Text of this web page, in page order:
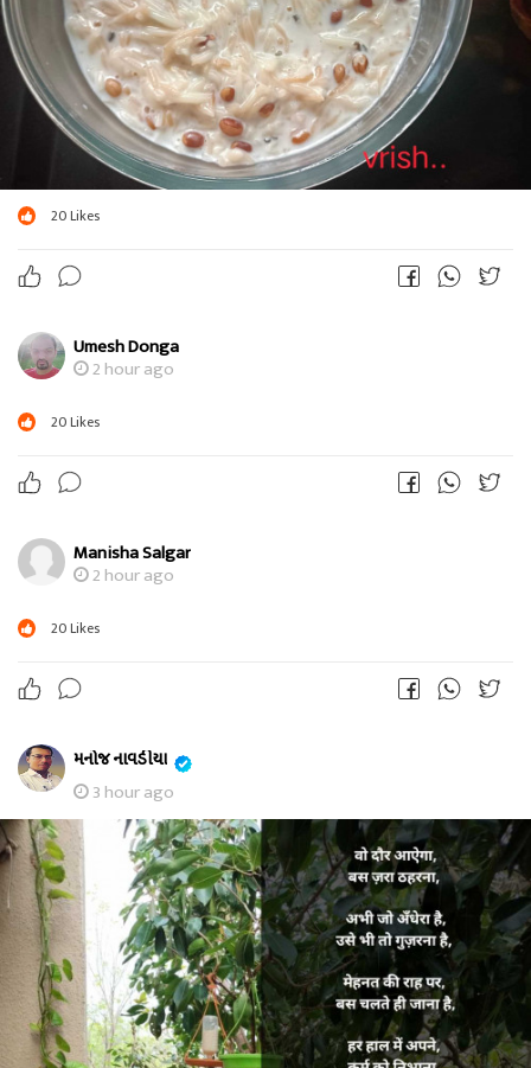
20Likes
Umesh Donga
2 hour ago
20Likes
Manisha Salgar
2 hour ago
20Likes
મનોજ નાવડીયા
3 hour ago